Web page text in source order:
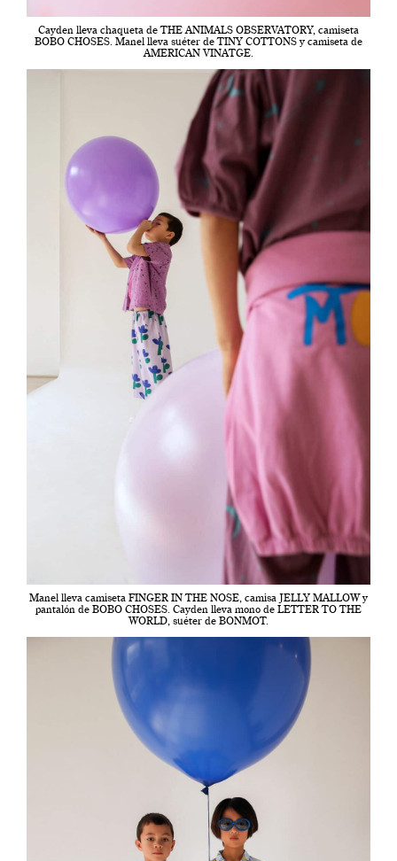
Cayden lleva chaqueta de THE ANIMALS OBSERVATORY, camiseta
BOBO CHOSES. Manel lleva suéter de TINY COTTONS y camiseta de
AMERICAN VINATGE.
Manel lleva camiseta FINGER IN THE NOSE, camisa JELLY MALLOW y
pantalón de BOBO CHOSES. Cayden lleva mono de LETTER TO THE
WORLD, suéter de BONMOT.